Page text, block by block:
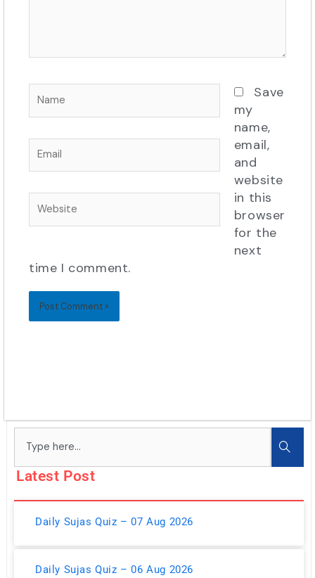
Email
Website
Save
my
name,
email,
and
website
in this
browser
for the
next
time I comment.
Latest Post
Daily Sujas Quiz – 07 Aug 2026
Daily Sujas Quiz – 06 Aug 2026